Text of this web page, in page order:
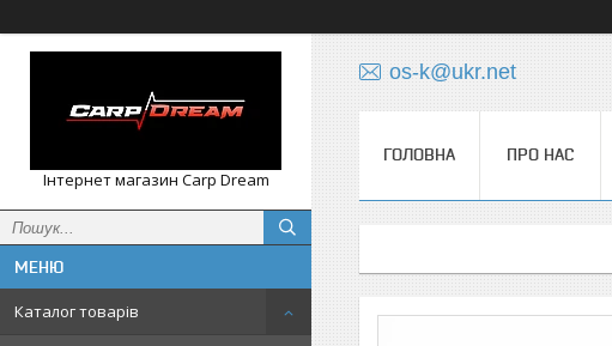
Інтернет магазин Carp Dream
Каталог товарів
os-k@ukr.net
ГОЛОВНА ПРО НАС